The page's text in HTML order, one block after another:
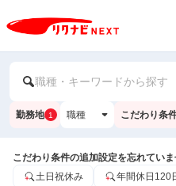
職種・キーワードから探す
勤務地 1 職種 こだわり条
こだわり条件の追加設定を忘れていま
土日祝休み
年間休日120